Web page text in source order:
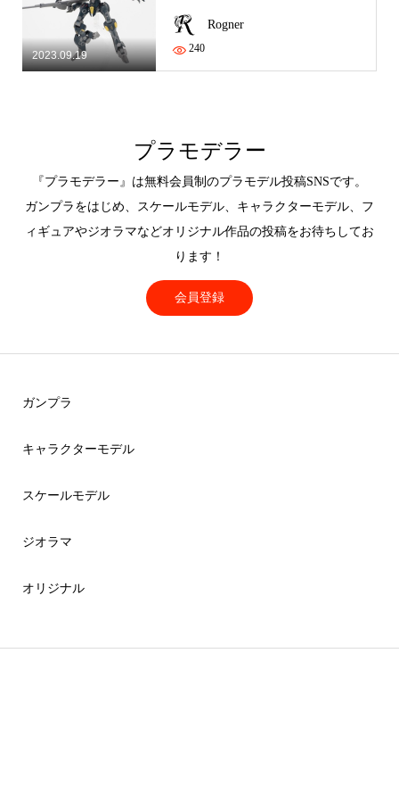
2023.09.19
Rogner
240
プラモデラー
『プラモデラー』は無料会員制のプラモデル投稿SNSです。
ガンプラをはじめ、スケールモデル、キャラクターモデル、フ
ィギュアやジオラマなどオリジナル作品の投稿をお待ちしてお
ります！
会員登録
ガンプラ
キャラクターモデル
スケールモデル
ジオラマ
オリジナル